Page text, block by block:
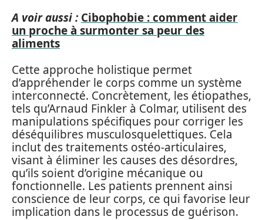
A voir aussi : Cibophobie : comment aider
un proche à surmonter sa peur des
aliments
Cette approche holistique permet
d’appréhender le corps comme un système
interconnecté. Concrètement, les étiopathes,
tels qu’Arnaud Finkler à Colmar, utilisent des
manipulations spécifiques pour corriger les
déséquilibres musculosquelettiques. Cela
inclut des traitements ostéo-articulaires,
visant à éliminer les causes des désordres,
qu’ils soient d’origine mécanique ou
fonctionnelle. Les patients prennent ainsi
conscience de leur corps, ce qui favorise leur
implication dans le processus de guérison.